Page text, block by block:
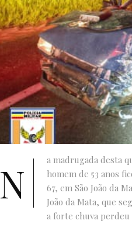
N
a madrugada desta
homem de 53 anos
67, em São João da
João da Mata, que
a forte chuva perdeu